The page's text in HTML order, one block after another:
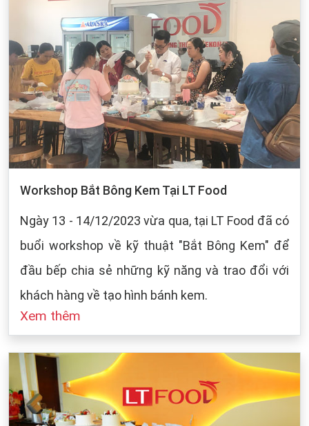
Workshop Bắt Bông Kem Tại LT Food
Ngày 13 - 14/12/2023 vừa qua, tại LT Food đã có
buổi workshop về kỹ thuật "Bắt Bông Kem" để
đầu bếp chia sẻ những kỹ năng và trao đổi với
khách hàng về tạo hình bánh kem.
Xem thêm